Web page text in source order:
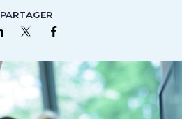
PARTAGER
Partager sur LinkedIn
Partager sur Twitter